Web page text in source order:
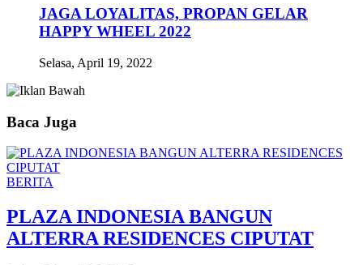
JAGA LOYALITAS, PROPAN GELAR
HAPPY WHEEL 2022
Selasa, April 19, 2022
Baca Juga
BERITA
PLAZA INDONESIA BANGUN
ALTERRA RESIDENCES CIPUTAT